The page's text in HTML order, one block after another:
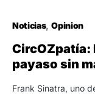
Noticias Opinion
CircOZpatía:
payaso sin
Frank Sinatra, uno